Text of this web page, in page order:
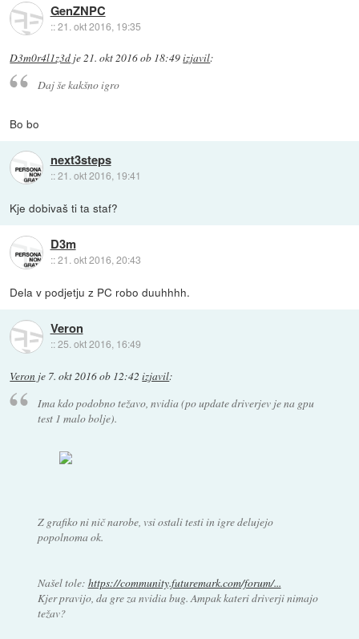
GenZNPC
::21. okt 2016, 19:35
D3m0r4l1z3d je21. okt 2016 ob 18:49izjavil:
Daj še kakšno igro
Bo bo
next3steps
::21. okt 2016, 19:41
Kje dobivaš ti ta staf?
D3m
::21. okt 2016, 20:43
Dela v podjetju z PC robo duuhhhh.
Veron
::25. okt 2016, 16:49
Veron je 7. okt 2016 ob 12:42 izjavil:
Ima kdo podobno težavo, nvidia (po update driverjev je na gpu
test 1 malo bolje).
Z grafiko ni nič narobe, vsi ostali testi in igre delujejo
popolnoma ok.
Našel tole: https://community.futuremark.com/forum/...
Kjer pravijo, da gre za nvidia bug. Ampak kateri driverji nimajo
težav?